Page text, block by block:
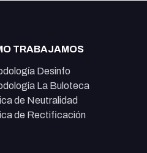
TRABAJAMOS
Desinfo
La Buloteca
de Neutralidad
de Rectificación